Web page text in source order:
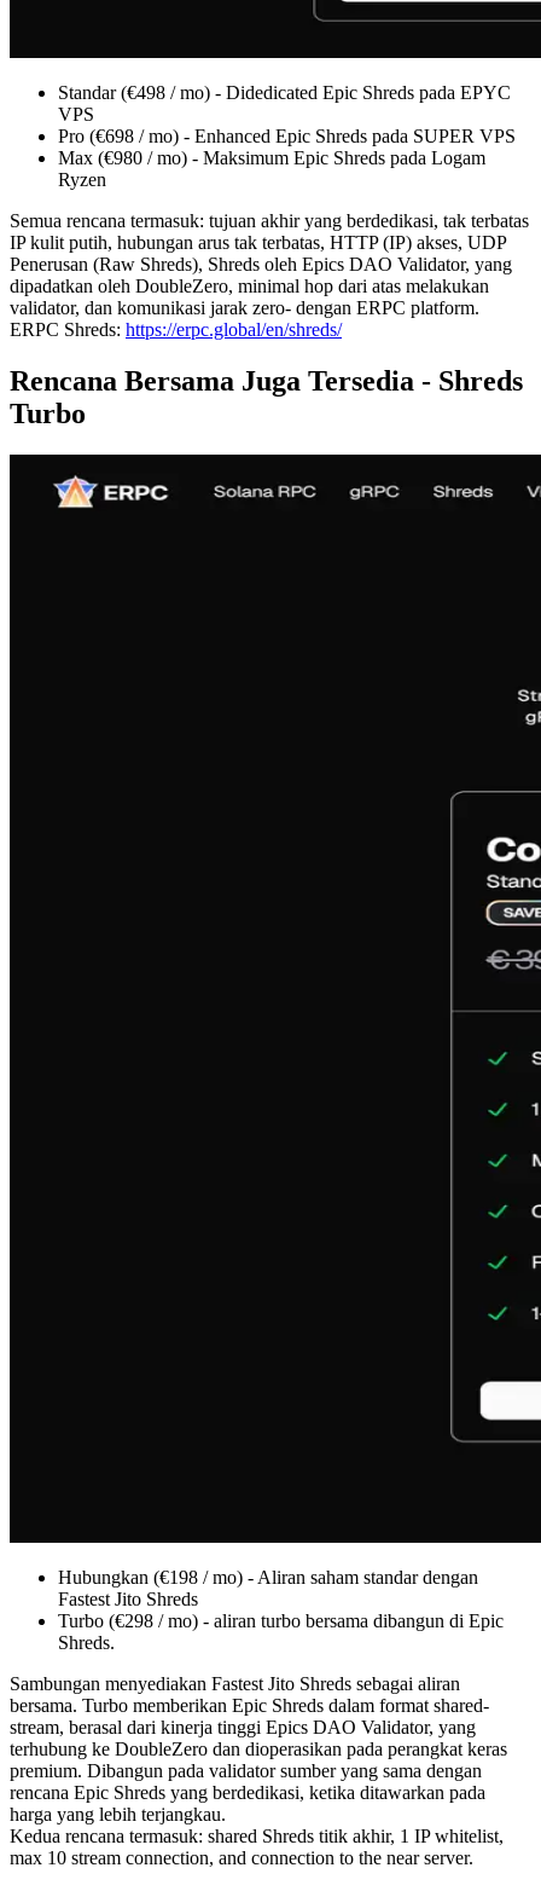
Standar (€498 / mo) - Didedicated Epic Shreds pada EPYC
VPS
Pro (€698 / mo) - Enhanced Epic Shreds pada SUPER VPS
Max (€980 / mo) - Maksimum Epic Shreds pada Logam
Ryzen
Semua rencana termasuk: tujuan akhir yang berdedikasi, tak terbatas
IP kulit putih, hubungan arus tak terbatas, HTTP (IP) akses, UDP
Penerusan (Raw Shreds), Shreds oleh Epics DAO Validator, yang
dipadatkan oleh DoubleZero, minimal hop dari atas melakukan
validator, dan komunikasi jarak zero- dengan ERPC platform.
ERPC Shreds: https://erpc.global/en/shreds/
Rencana Bersama Juga Tersedia - Shreds
Turbo
Hubungkan (€198 / mo) - Aliran saham standar dengan
Fastest Jito Shreds
Turbo (€298 / mo) - aliran turbo bersama dibangun di Epic
Shreds.
Sambungan menyediakan Fastest Jito Shreds sebagai aliran
bersama. Turbo memberikan Epic Shreds dalam format shared-
stream, berasal dari kinerja tinggi Epics DAO Validator, yang
terhubung ke DoubleZero dan dioperasikan pada perangkat keras
premium. Dibangun pada validator sumber yang sama dengan
rencana Epic Shreds yang berdedikasi, ketika ditawarkan pada
harga yang lebih terjangkau.
Kedua rencana termasuk: shared Shreds titik akhir, 1 IP whitelist,
max 10 stream connection, and connection to the near server.